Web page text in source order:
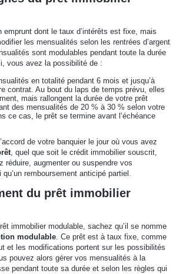
emprunt dont le taux d’intérêts est fixe, mais
les mensualités selon les rentrées d’argent
sont modulables pendant toute la durée
vous avez la possibilité de :
en totalité pendant 6 mois et jusqu’à
contrat. Au bout du laps de temps prévu, elles
mais rallongent la durée de votre prêt
des mensualités de 20 % à 30 % selon votre
ce cas, le prêt se termine avant l’échéance
de votre banquier le jour où vous avez
, quel que soit le crédit immobilier souscrit,
réduire, augmenter ou suspendre vos
remboursement anticipé partiel.
du prêt immobilier
immobilier modulable, sachez qu’il se nomme
modulable. Ce prêt est à taux fixe, comme
et les modifications portent sur les possibilités
pouvez alors gérer vos mensualités à la
pendant toute sa durée et selon les règles qui